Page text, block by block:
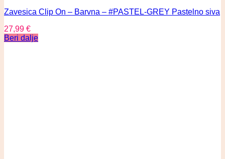
Zavesica Clip On – Barvna – #PASTEL-GREY Pastelno siva
27,99 €
Beri dalje